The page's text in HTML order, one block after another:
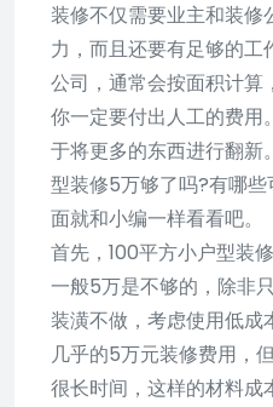
装修不仅需要业主和装修
力，而且还要有足够的工
公司，通常会按面积计算
你一定要付出人工的费用
于将更多的东西进行翻新
型装修5万够了吗?有哪
面就和小编一样看看吧。
首先，100平方小户型装
一般5万是不够的，除非
装潢不做，考虑使用低成
几乎的5万元装修费用，
很长时间，这样的材料成